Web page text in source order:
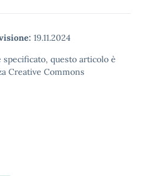
19.11.2024
questo articolo è
Creative Commons